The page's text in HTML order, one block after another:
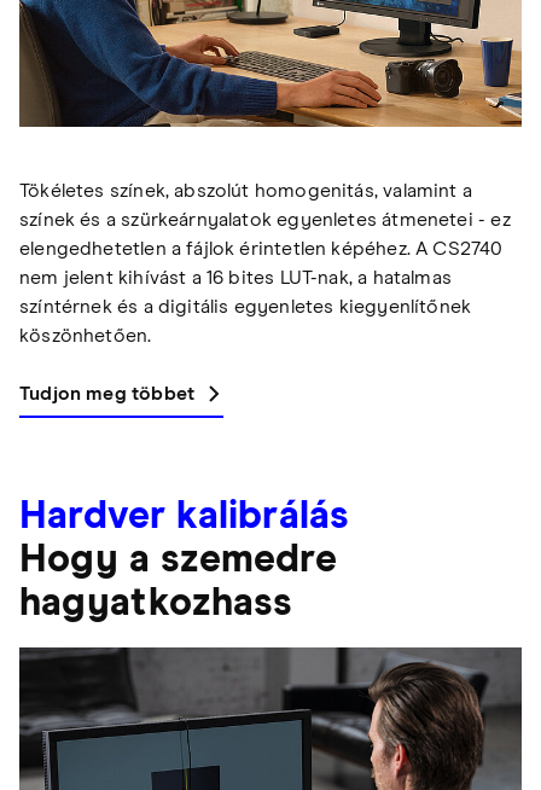
Tökéletes színek, abszolút homogenitás, valamint a
színek és a szürkeárnyalatok egyenletes átmenetei - ez
elengedhetetlen a fájlok érintetlen képéhez. A CS2740
nem jelent kihívást a 16 bites LUT-nak, a hatalmas
színtérnek és a digitális egyenletes kiegyenlítőnek
köszönhetően.
Tudjon meg többet
Hardver kalibrálás
Hogy a szemedre
hagyatkozhass